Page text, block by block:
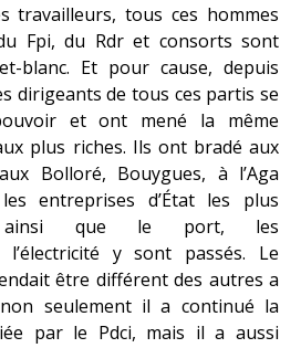
travailleurs, tous ces hommes
Fpi, du Rdr et consorts sont
blanc. Et pour cause, depuis
dirigeants de tous ces partis se
et ont mené la même
plus riches. Ils ont bradé aux
Bolloré, Bouygues, à l’Aga
entreprises d’État les plus
ainsi que le port, les
l’électricité y sont passés. Le
être différent des autres a
seulement il a continué la
par le Pdci, mais il a aussi